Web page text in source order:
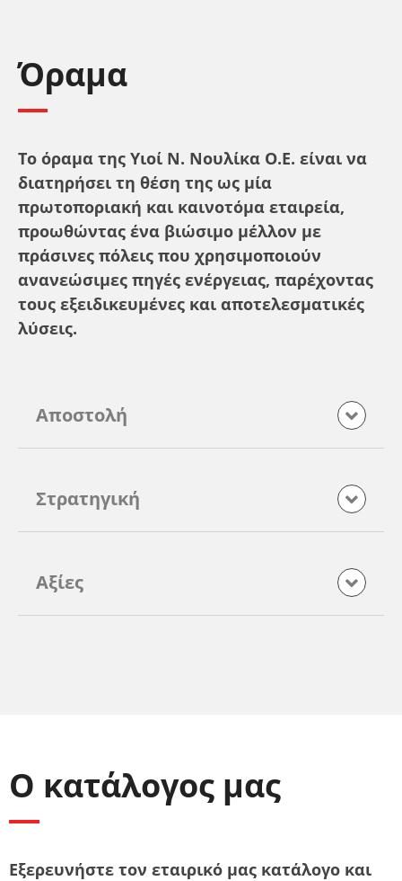
Όραμα
Το όραμα της Υιοί Ν. Νουλίκα Ο.Ε. είναι να
διατηρήσει τη θέση της ως μία
πρωτοποριακή και καινοτόμα εταιρεία,
προωθώντας ένα βιώσιμο μέλλον με
πράσινες πόλεις που χρησιμοποιούν
ανανεώσιμες πηγές ενέργειας, παρέχοντας
τους εξειδικευμένες και αποτελεσματικές
λύσεις.
Αποστολή
Στρατηγική
Αξίες
Ο κατάλογος μας
Εξερευνήστε τον εταιρικό μας κατάλογο και